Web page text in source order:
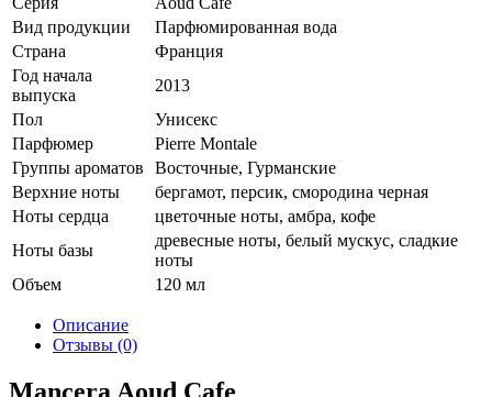
Вид продукции
Парфюмированная вода
Страна
Франция
Год начала
выпуска
2013
Пол
Унисекс
Парфюмер
Pierre Montale
Группы ароматов
Восточные, Гурманские
Верхние ноты
бергамот, персик, смородина черная
Ноты сердца
цветочные ноты, амбра, кофе
Ноты базы
древесные ноты, белый мускус, сладкие
ноты
Объем
120 мл
Описание
Отзывы (0)
Mancera Aoud Cafe